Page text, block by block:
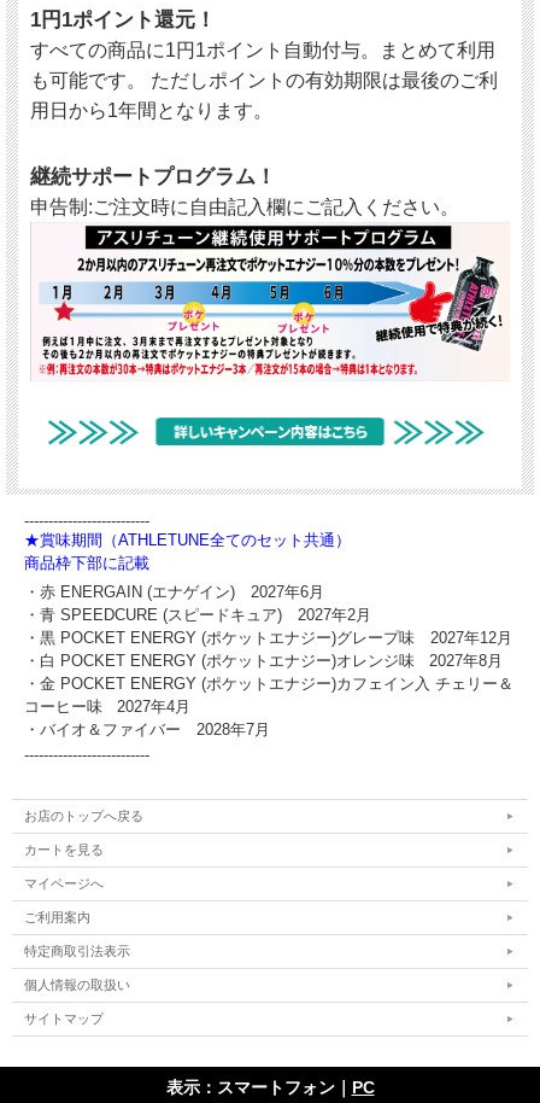
1円1ポイント還元！
すべての商品に1円1ポイント自動付与。まとめて利用
も可能です。 ただしポイントの有効期限は最後のご利
用日から1年間となります。
継続サポートプログラム！
申告制:ご注文時に自由記入欄にご記入ください。
--------------------------
★賞味期間（ATHLETUNE全てのセット共通）
商品枠下部に記載
・赤 ENERGAIN (エナゲイン) 2027年6月
・青 SPEEDCURE (スピードキュア) 2027年2月
・黒 POCKET ENERGY (ポケットエナジー)グレープ味 2027年12月
・白 POCKET ENERGY (ポケットエナジー)オレンジ味 2027年8月
・金 POCKET ENERGY (ポケットエナジー)カフェイン入 チェリー＆
コーヒー味 2027年4月
・バイオ＆ファイバー 2028年7月
--------------------------
お店のトップへ戻る
カートを見る
マイページへ
ご利用案内
特定商取引法表示
個人情報の取扱い
サイトマップ
表示：スマートフォン｜ PC